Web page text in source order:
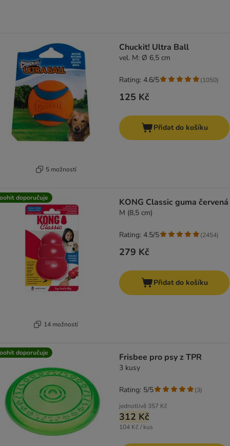
5 možností
Chuckit! Ultra Ball
vel. M: Ø 6,5 cm
125 Kč
Rating: 4.6/5 (1050)
Přidat do košíku
doporučuje
14 možností
KONG Classic guma červená
M (8,5 cm)
279 Kč
Rating: 4.5/5 (2454)
Přidat do košíku
doporučuje Frisbee pro psy z TPR
3 kusy
jednotlivě 357 Kč
312 Kč
104 Kč / kus
Rating: 5/5 (3)